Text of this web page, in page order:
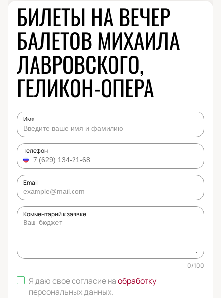
БИЛЕТЫ НА ВЕЧЕР
БАЛЕТОВ МИХАИЛА
ЛАВРОВСКОГО,
ГЕЛИКОН-ОПЕРА
Имя
Телефон
Email
Комментарий к заявке
0/100
Я даю свое согласие наобработку
персональных данных.